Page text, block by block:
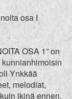
osa I
OSA 1” on
Ynkkää
melodiat,
ikinä ennen.